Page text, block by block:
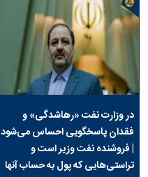
در وزارت نفت «رهاشدگی» و
فقدان پاسخگویی احساس می‌شود
| فروشنده نفت وزیر است و
تراستی‌هایی که پول به حساب آنها